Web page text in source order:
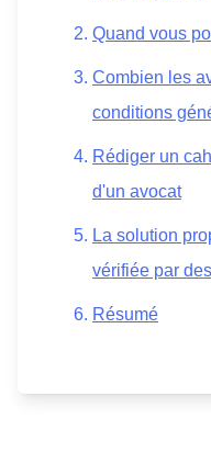
Quand vous
Combien les
conditions
Rédiger un
d'un avocat
La solution
vérifiée par
Résumé